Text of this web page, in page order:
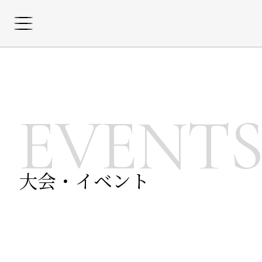
大会・イベント